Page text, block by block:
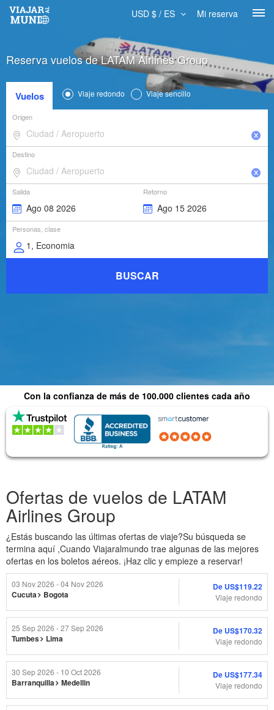
USD $ / ES Mi reserva
Reserva vuelos deLATAM Airlines Group
Vuelos Viaje redondo Viaje sencillo
Origen
Destino
Salida Retorno
Personas, clase
BUSCAR
Con la confianza de más de 100.000 clientes cada año
Ofertas de vuelos de LATAM
Airlines Group
¿Estás buscando las últimas ofertas de viaje?Su búsqueda se
termina aquí ,Cuando Viajaralmundo trae algunas de las mejores
ofertas en los boletos aéreos. ¡Haz clic y empieze a reservar!
03 Nov 2026 - 04 Nov 2026
Cucuta Bogota
DeUS$119.22
Viaje redondo
25 Sep 2026 - 27 Sep 2026
Tumbes Lima
DeUS$170.32
Viaje redondo
30 Sep 2026 - 10 Oct 2026
Barranquilla Medellin
DeUS$177.34
Viaje redondo